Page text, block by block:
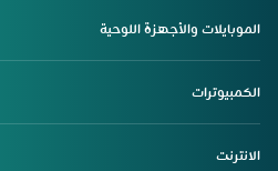
الموبايلات والأجهزة اللوحية
الكمبيوترات
الانترنت